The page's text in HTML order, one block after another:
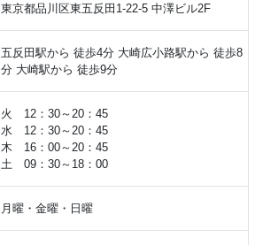
東京都品川区東五反田1-22-5 中澤ビル2F
五反田駅から 徒歩4分 大崎広小路駅から 徒歩8
分 大崎駅から 徒歩9分
火 12：30～20：45
水 12：30～20：45
木 16：00～20：45
土 09：30～18：00
月曜・金曜・日曜